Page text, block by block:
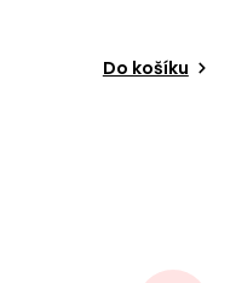
Do košíku